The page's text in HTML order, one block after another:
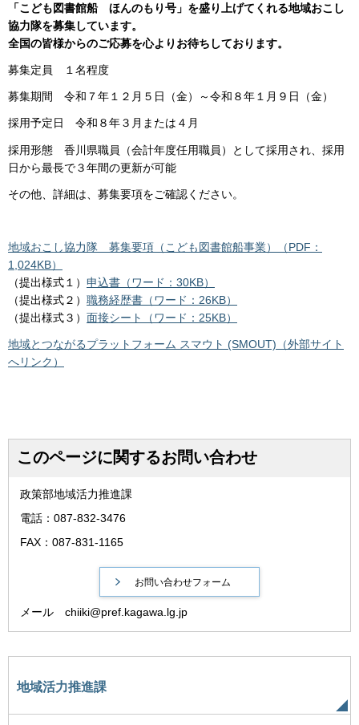
「こども図書館船 ほんのもり号」を盛り上げてくれる地域おこし
協力隊を募集しています。
全国の皆様からのご応募を心よりお待ちしております。
募集定員 １名程度
募集期間 令和７年１２月５日（金）～令和８年１月９日（金）
採用予定日 令和８年３月または４月
採用形態 香川県職員（会計年度任用職員）として採用され、採用
日から最長で３年間の更新が可能
その他、詳細は、募集要項をご確認ください。
地域おこし協力隊 募集要項（こども図書館船事業）（PDF：
1,024KB）
（提出様式１） 申込書（ワード：30KB）
（提出様式２） 職務経歴書（ワード：26KB）
（提出様式３） 面接シート（ワード：25KB）
地域とつながるプラットフォーム スマウト (SMOUT)（外部サイト
へリンク）
このページに関するお問い合わせ
政策部地域活力推進課
電話：087-832-3476
FAX：087-831-1165
メール chiiki@pref.kagawa.lg.jp
地域活力推進課